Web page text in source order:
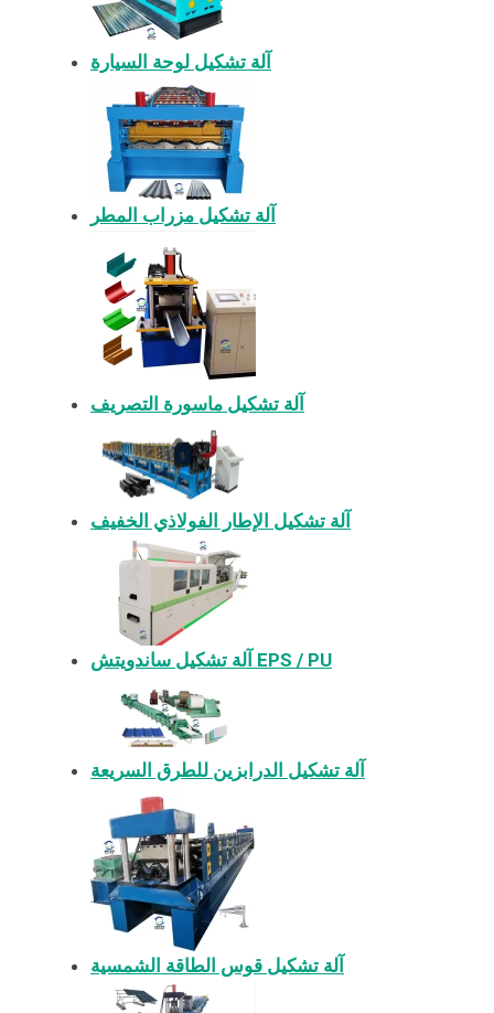
آلة تشكيل لوحة السيارة
آلة تشكيل مزراب المطر
آلة تشكيل ماسورة التصريف
آلة تشكيل الإطار الفولاذي الخفيف
آلة تشكيل ساندويتش EPS / PU
آلة تشكيل الدرابزين للطرق السريعة
آلة تشكيل قوس الطاقة الشمسية